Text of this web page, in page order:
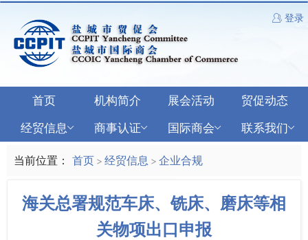
登录
首页 机构简介 展会活动
贸促动态
经贸信息
商事认证 国际商会 联系我们
当前位置： 首页 > 经贸信息 > 企业合规
海关总署规范车床、铣床、磨床等相
关物项出口申报